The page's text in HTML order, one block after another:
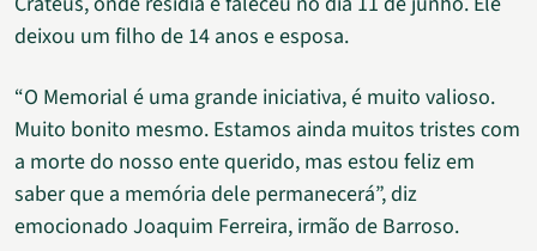
deixou um filho de 14 anos e esposa.
“O Memorial é uma grande iniciativa, é muito valioso.
Muito bonito mesmo. Estamos ainda muitos tristes com
a morte do nosso ente querido, mas estou feliz em
saber que a memória dele permanecerá”, diz
emocionado Joaquim Ferreira, irmão de Barroso.